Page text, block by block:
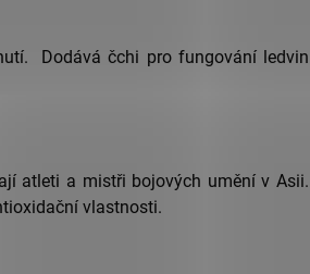
Dodává čchi pro fungování ledvin
atleti a mistři bojových umění v Asii.
vlastnosti.